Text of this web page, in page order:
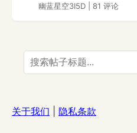
幽蓝星空3I5D 81 评论
关于我们 隐私条款